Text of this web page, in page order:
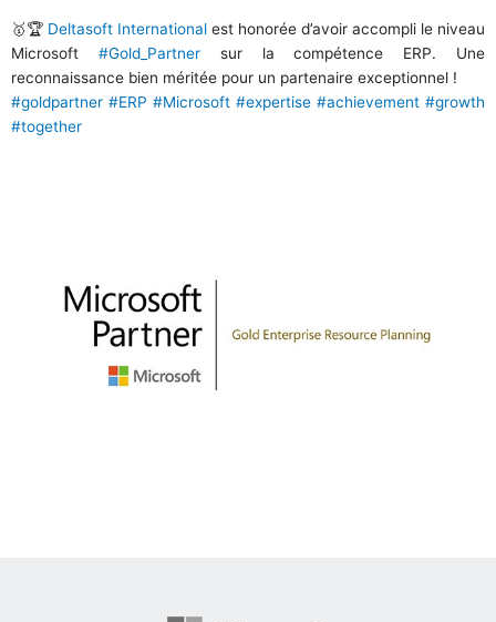
🥇🏆 Deltasoft International est honorée d’avoir accompli le niveau
Microsoft #Gold_Partnersur la compétence ERP. Une
reconnaissance bien méritée pour un partenaire exceptionnel !
#goldpartner #ERP #Microsoft #expertise #achievement #growth
#together